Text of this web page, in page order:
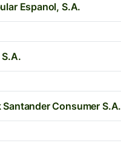
Espanol, S.A.
Santander Consumer S.A.